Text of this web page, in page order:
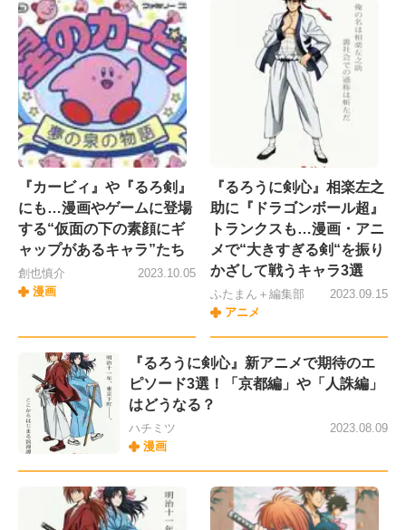
『カービィ』や『るろ剣』
にも…漫画やゲームに登場
する“仮面の下の素顔にギ
ャップがあるキャラ”たち
創也慎介
漫画
2023.10.05
『るろうに剣心』相楽左之
助に『ドラゴンボール超』
トランクスも…漫画・アニ
メで“大きすぎる剣“を振り
かざして戦うキャラ3選
ふたまん＋編集部
アニメ
2023.09.15
『るろうに剣心』新アニメで期待のエ
ピソード3選！「京都編」や「人誅編」
はどうなる？
ハチミツ
漫画
2023.08.09